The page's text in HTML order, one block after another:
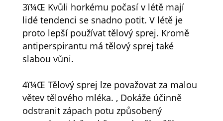
3ï¼Œ Kvůli horkému počasí v létě mají
lidé tendenci se snadno potit. V létě je
proto lepší používat tělový sprej. Kromě
antiperspirantu má tělový sprej také
slabou vůni.
4ï¼Œ Tělový sprej lze považovat za malou
větev tělového mléka. , Dokáže účinně
odstranit zápach potu způsobený